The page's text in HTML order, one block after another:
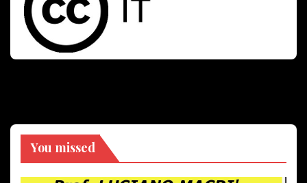
You missed